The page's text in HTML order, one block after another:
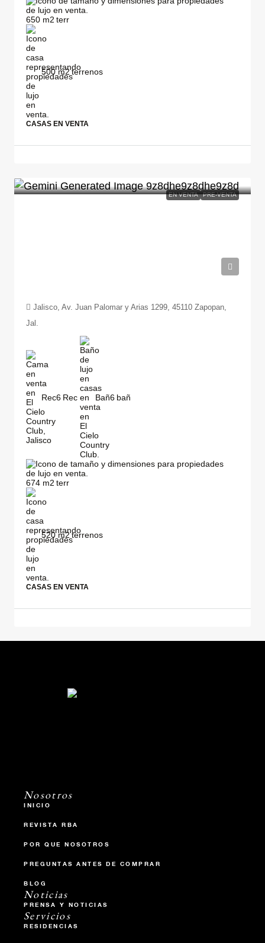
650 m2
500 m2
CASAS EN VENTA
EN VENTA PRE-VENTA
Jalisco, Av. Juan Palomar y Arias 1299, 45110 Zapopan,
Jal.
Rec6 Bañ6
674 m2
520 m2
CASAS EN VENTA
Nosotros
INICIO
REVISTA RBA
POR QUE NOSOTROS
PREGUNTAS ANTES DE COMPRAR
BLOG
Noticias
PRENSA Y NOTICIAS
Servicios
RESIDENCIAS